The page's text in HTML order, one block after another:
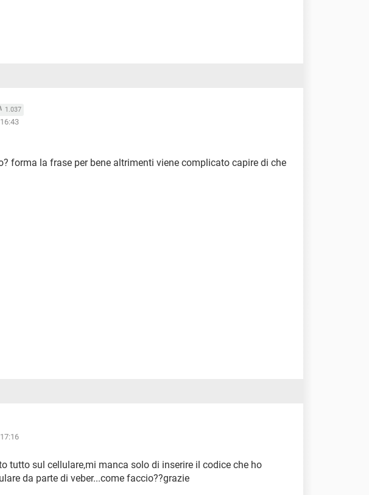
1.037
forma la frase per bene altrimenti viene complicato capire di che
tutto sul cellulare,mi manca solo di inserire il codice che ho
da parte di veber...come faccio??grazie